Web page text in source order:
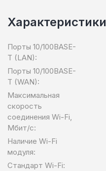
Характеристики
Порты 10/100BASE-
T (LAN):
Порты 10/100BASE-
T (WAN):
Максимальная
скорость
соединения Wi-Fi,
Мбит/с:
Наличие Wi-Fi
модуля:
Стандарт Wi-Fi: